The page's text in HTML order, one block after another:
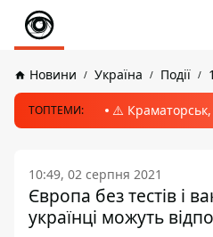
Новини Україна Події
ТОПТЕМИ: ⚠️ Краматорськ,
10:49, 02 серпня 2021
Європа без тестів і
українці можуть